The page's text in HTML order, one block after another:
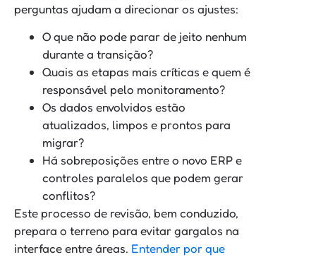
perguntas ajudam a direcionar os ajustes:
O que não pode parar de jeito nenhum
durante a transição?
Quais as etapas mais críticas e quem é
responsável pelo monitoramento?
Os dados envolvidos estão
atualizados, limpos e prontos para
migrar?
Há sobreposições entre o novo ERP e
controles paralelos que podem gerar
conflitos?
Este processo de revisão, bem conduzido,
prepara o terreno para evitar gargalos na
interface entre áreas. Entender por que